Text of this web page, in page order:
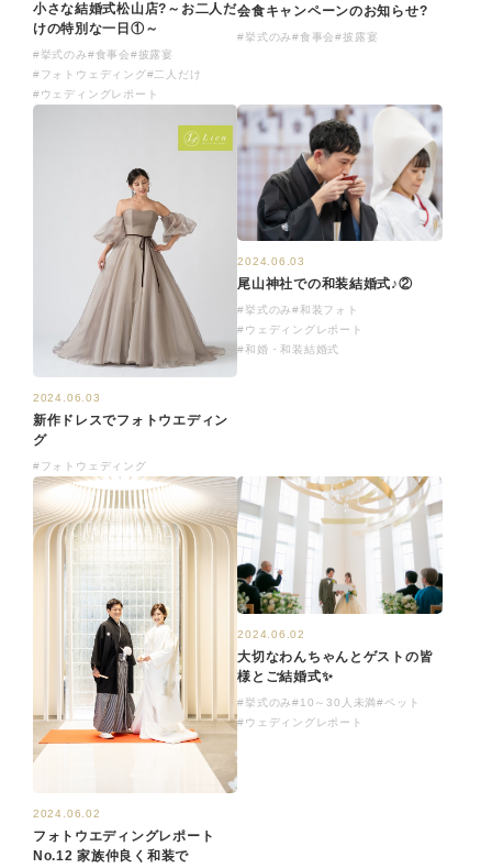
小さな結婚式松山店?～お二人だ
けの特別な一日①～
#挙式のみ#食事会#披露宴
#フォトウェディング#二人だけ
#ウェディングレポート
会食キャンペーンのお知らせ?
#挙式のみ#食事会#披露宴
2024.06.03
新作ドレスでフォトウエディン
グ
#フォトウェディング
2024.06.03
尾山神社での和装結婚式♪②
#挙式のみ#和装フォト
#ウェディングレポート
#和婚・和装結婚式
2024.06.02
フォトウエディングレポート
No.12 家族仲良く和装で
2024.06.02
大切なわんちゃんとゲストの皆
様とご結婚式✨
#挙式のみ#10～30人未満#ペット
#ウェディングレポート